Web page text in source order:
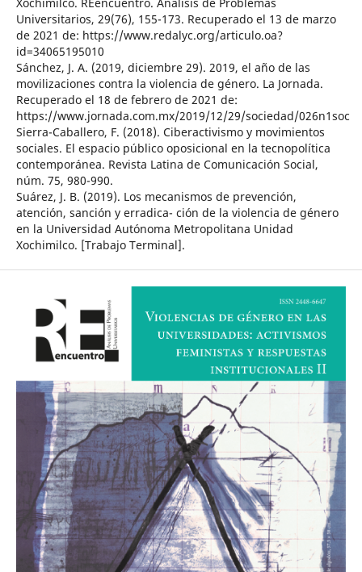
Universitarios, 29(76), 155-173. Recuperado el 13 de marzo
de 2021 de: https://www.redalyc.org/articulo.oa?
id=34065195010
Sánchez, J. A. (2019, diciembre 29). 2019, el año de las
movilizaciones contra la violencia de género. La Jornada.
Recuperado el 18 de febrero de 2021 de:
https://www.jornada.com.mx/2019/12/29/sociedad/026n1soc
Sierra-Caballero, F. (2018). Ciberactivismo y movimientos
sociales. El espacio público oposicional en la tecnopolítica
contemporánea. Revista Latina de Comunicación Social,
núm. 75, 980-990.
Suárez, J. B. (2019). Los mecanismos de prevención,
atención, sanción y erradica- ción de la violencia de género
en la Universidad Autónoma Metropolitana Unidad
Xochimilco. [Trabajo Terminal].